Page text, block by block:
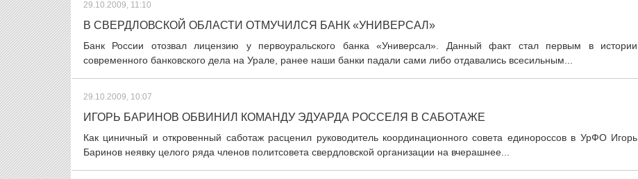
29.10.2009, 11:10
В СВЕРДЛОВСКОЙ ОБЛАСТИ ОТМУЧИЛСЯ БАНК «УНИВЕРСАЛ»
Банк России отозвал лицензию у первоуральского банка «Универсал». Данный факт стал первым в истории
современного банковского дела на Урале, ранее наши банки падали сами либо отдавались всесильным...
29.10.2009, 10:07
ИГОРЬ БАРИНОВ ОБВИНИЛ КОМАНДУ ЭДУАРДА РОССЕЛЯ В САБОТАЖЕ
Как циничный и откровенный саботаж расценил руководитель координационного совета единороссов в УрФО Игорь
Баринов неявку целого ряда членов политсовета свердловской организации на вчерашнее...